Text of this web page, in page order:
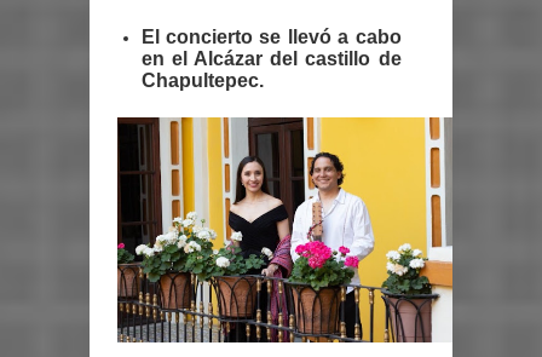
El concierto se llevó a cabo
en el Alcázar del castillo de
Chapultepec.